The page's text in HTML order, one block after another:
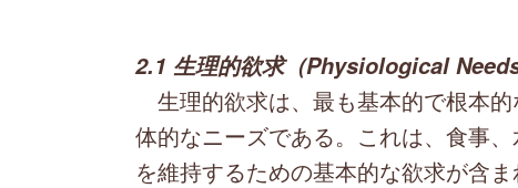
2.1 生理的欲求（Physiological Needs
生理的欲求は、最も基本的で根本
体的なニーズである。これは、食事
を維持するための基本的な欲求が含